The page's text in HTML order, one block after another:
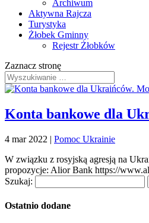
Archiwum
Aktywna Rajcza
Turystyka
Żłobek Gminny
Rejestr Żłobków
Zaznacz stronę
Konta bankowe dla
4 mar 2022 | Pomoc Ukrainie
W związku z rosyjską agresją na
propozycje: Alior Bank https://
Szukaj:
Ostatnio dodane